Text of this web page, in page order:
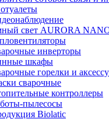
свет AURORA
инверторы
шкафы
горелки и
сварочные
контроллеры
пылесосы
Biolatic